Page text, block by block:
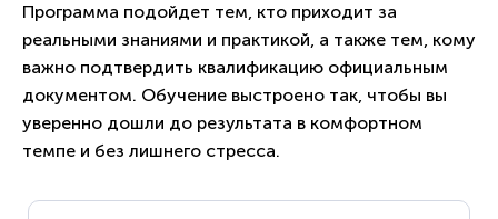
Программа подойдет тем, кто приходит за
реальными знаниями и практикой, а также тем, кому
важно подтвердить квалификацию официальным
документом. Обучение выстроено так, чтобы вы
уверенно дошли до результата в комфортном
темпе и без лишнего стресса.